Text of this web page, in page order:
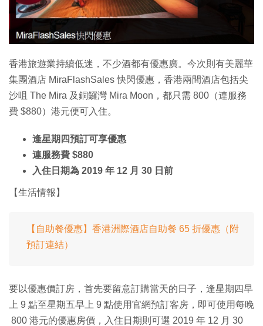
香港旅遊業持續低迷，不少酒都有優惠廣。今次則有美麗華
集團酒店 MiraFlashSales 快閃優惠，香港兩間酒店包括尖
沙咀 The Mira 及銅鑼灣 Mira Moon，都只需 800（連服務
費 $880）港元便可入住。
逢星期四預訂可享優惠
連服務費 $880
入住日期為 2019 年 12 月 30 日前
【生活情報】
【自助餐優惠】香港洲際酒店自助餐 65 折優惠（附
預訂連結）
要以優惠價訂房，首先要留意訂購當天的日子，逢星期四早
上 9 點至星期五早上 9 點使用官網預訂客房，即可使用每晚
800 港元的優惠房價，入住日期則可選 2019 年 12 月 30